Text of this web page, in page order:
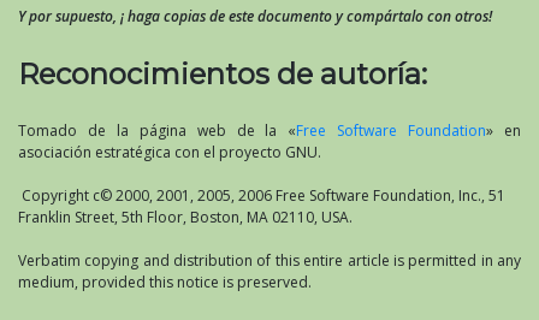
Y por supuesto, ¡ haga copias de este documento y compártalo con otros!
Reconocimientos de autoría:
Tomado de la página web de la «Free Software Foundation» en
asociación estratégica con el proyecto GNU.
Copyright c© 2000, 2001, 2005, 2006 Free Software Foundation, Inc., 51
Franklin Street, 5th Floor, Boston, MA 02110, USA.
Verbatim copying and distribution of this entire article is permitted in any
medium, provided this notice is preserved.